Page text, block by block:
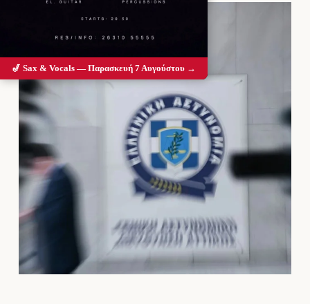
🎷 Sax & Vocals — Παρασκευή 7 Αυγούστου →